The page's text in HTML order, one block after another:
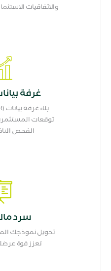
والاتفاقيات
غرفة
توقعات
الفحص
سرد
تحويل نموذجك
تعزز قوة